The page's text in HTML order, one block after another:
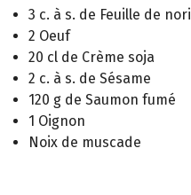
3 c. à s. de Feuille de nori
2 Oeuf
20 cl de Crème soja
2 c. à s. de Sésame
120 g de Saumon fumé
1 Oignon
Noix de muscade